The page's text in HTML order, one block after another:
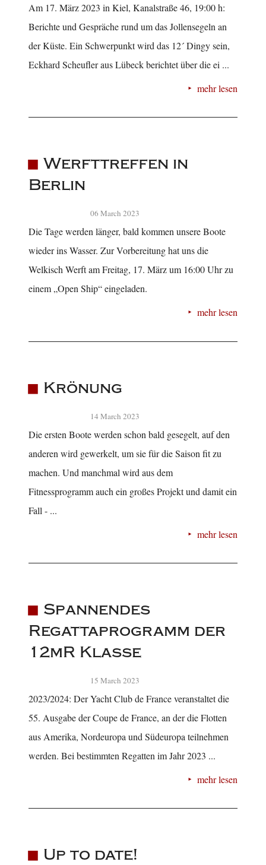
Am 17. März 2023 in Kiel, Kanalstraße 46, 19:00 h:
Berichte und Gespräche rund um das Jollensegeln an
der Küste. Ein Schwerpunkt wird das 12´ Dingy sein,
Eckhard Scheufler aus Lübeck berichtet über die ei ...
mehr lesen
Werfttreffen in
Berlin
06 March 2023
Die Tage werden länger, bald kommen unsere Boote
wieder ins Wasser. Zur Vorbereitung hat uns die
Welkisch Werft am Freitag, 17. März um 16:00 Uhr zu
einem „Open Ship“ eingeladen.
mehr lesen
Krönung
14 March 2023
Die ersten Boote werden schon bald gesegelt, auf den
anderen wird gewerkelt, um sie für die Saison fit zu
machen. Und manchmal wird aus dem
Fitnessprogramm auch ein großes Projekt und damit ein
Fall - ...
mehr lesen
Spannendes
Regattaprogramm der
12mR Klasse
15 March 2023
2023/2024: Der Yacht Club de France veranstaltet die
55. Ausgabe der Coupe de France, an der die Flotten
aus Amerika, Nordeuropa und Südeuropa teilnehmen
werden. Bei bestimmten Regatten im Jahr 2023 ...
mehr lesen
Up to date!